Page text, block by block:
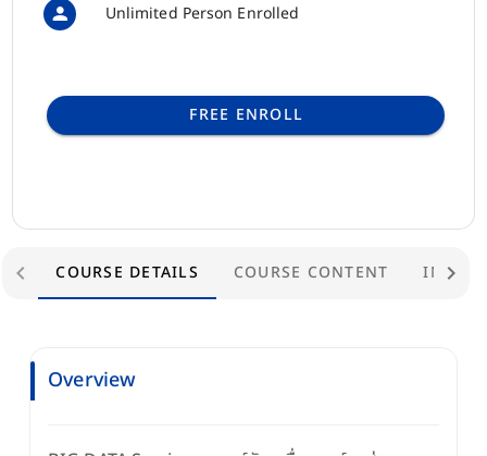
Unlimited Person Enrolled
FREE ENROLL
COURSE DETAILS COURSE CONTENT
Overview